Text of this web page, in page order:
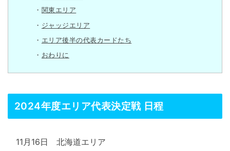
関東エリア
ジャッジエリア
エリア後半の代表カードたち
おわりに
2024年度エリア代表決定戦 日程
11月16日 北海道エリア